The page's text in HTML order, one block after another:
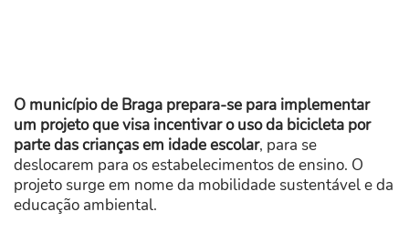
O município de Braga prepara-se para implementar
um projeto que visa incentivar o uso da bicicleta por
parte das crianças em idade escolar, para se
deslocarem para os estabelecimentos de ensino. O
projeto surge em nome da mobilidade sustentável e da
educação ambiental.